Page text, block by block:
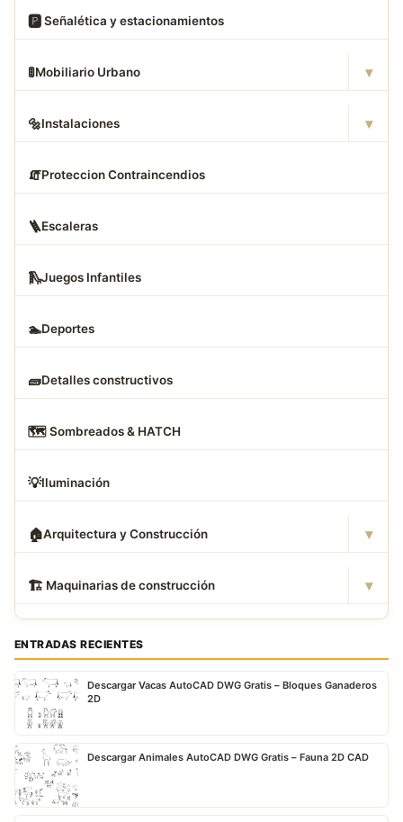
🅿️ Señalética y estacionamientos
🚦Mobiliario Urbano ▾
🔩Instalaciones ▾
🧯Proteccion Contraincendios
🪜Escaleras
🛝Juegos Infantiles
🏊Deportes
🧱Detalles constructivos
🗺️ Sombreados & HATCH
💡Iluminación
🏠Arquitectura y Construcción ▾
🏗 ️ Maquinarias de construcción ▾
ENTRADAS RECIENTES
Descargar Vacas AutoCAD DWG Gratis – Bloques Ganaderos
2D
Descargar Animales AutoCAD DWG Gratis – Fauna 2D CAD